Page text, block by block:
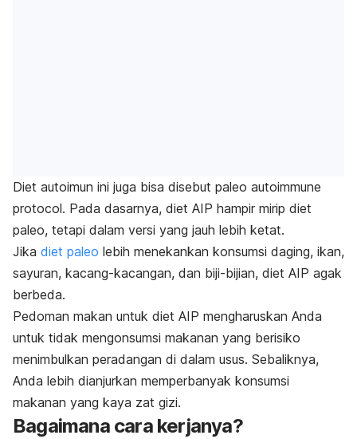
Diet autoimun ini juga bisa disebut paleo autoimmune
protocol. Pada dasarnya, diet AIP hampir mirip diet
paleo, tetapi dalam versi yang jauh lebih ketat.
Jika diet paleo lebih menekankan konsumsi daging, ikan,
sayuran, kacang-kacangan, dan biji-bijian, diet AIP agak
berbeda.
Pedoman makan untuk diet AIP mengharuskan Anda
untuk tidak mengonsumsi makanan yang berisiko
menimbulkan peradangan di dalam usus. Sebaliknya,
Anda lebih dianjurkan memperbanyak konsumsi
makanan yang kaya zat gizi.
Bagaimana cara kerjanya?